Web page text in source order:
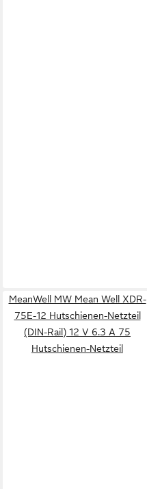
MeanWell MW Mean Well XDR-
75E-12 Hutschienen-Netzteil
(DIN-Rail) 12 V 6.3 A 75
Hutschienen-Netzteil